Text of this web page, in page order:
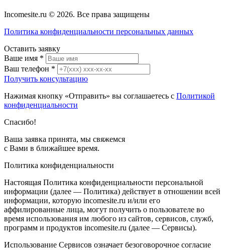
Incomesite.ru © 2026. Все права защищены
Политика конфиденциальности персональных данных
Оставить заявку
Ваше имя *
Ваш телефон *
Получить консультацию
Нажимая кнопку «Отправить» вы соглашаетесь с Политикой
конфиденциальности
Спасибо!
Ваша заявка принята, мы свяжемся
с Вами в ближайшее время.
Политика конфиденциальности
Настоящая Политика конфиденциальности персональной
информации (далее — Политика) действует в отношении всей
информации, которую incomesite.ru и/или его
аффилированные лица, могут получить о пользователе во
время использования им любого из сайтов, сервисов, служб,
программ и продуктов incomesite.ru (далее — Сервисы).
Использование Сервисов означает безоговорочное согласие